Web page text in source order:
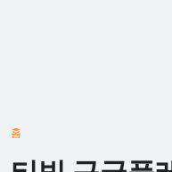
홈